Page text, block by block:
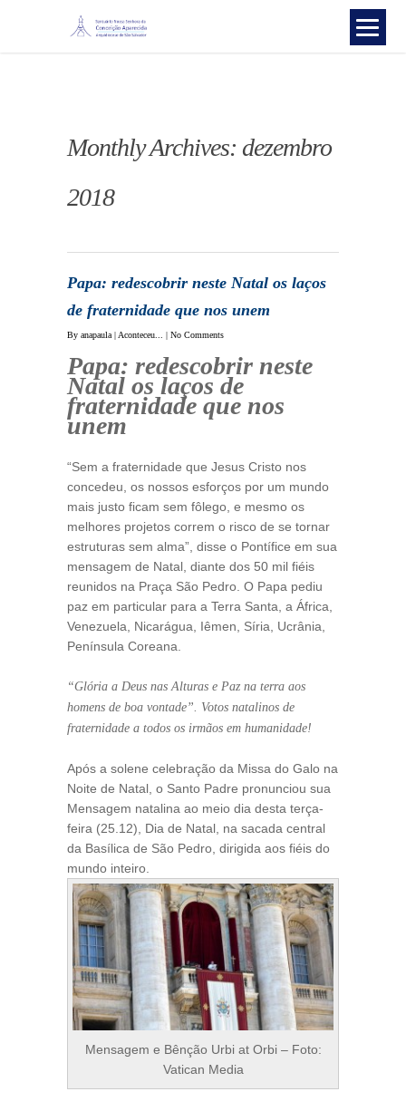
Monthly Archives: dezembro
2018
Papa: redescobrir neste Natal os laços
de fraternidade que nos unem
By anapaula | Aconteceu... | No Comments
Papa: redescobrir neste
Natal os laços de
fraternidade que nos
unem
“Sem a fraternidade que Jesus Cristo nos
concedeu, os nossos esforços por um mundo
mais justo ficam sem fôlego, e mesmo os
melhores projetos correm o risco de se tornar
estruturas sem alma”, disse o Pontífice em sua
mensagem de Natal, diante dos 50 mil fiéis
reunidos na Praça São Pedro. O Papa pediu
paz em particular para a Terra Santa, a África,
Venezuela, Nicarágua, Iêmen, Síria, Ucrânia,
Península Coreana.
“Glória a Deus nas Alturas e Paz na terra aos
homens de boa vontade”. Votos natalinos de
fraternidade a todos os irmãos em humanidade!
Após a solene celebração da Missa do Galo na
Noite de Natal, o Santo Padre pronunciou sua
Mensagem natalina ao meio dia desta terça-
feira (25.12), Dia de Natal, na sacada central
da Basílica de São Pedro, dirigida aos fiéis do
mundo inteiro.
Mensagem e Bênção Urbi at Orbi – Foto:
Vatican Media